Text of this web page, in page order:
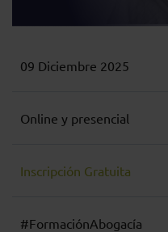
09 Diciembre 2025
Online y presencial
Inscripción Gratuita
#FormaciónAbogacía